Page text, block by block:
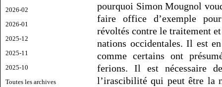
2026-02
2026-01
2025-12
2025-11
2025-10
Toutes les archives
pourquoi Simon Mougnol
faire office d’exemple
révoltés contre le traitement
nations occidentales. Il est
comme certains ont
ferions. Il est nécessaire
l’irascibilité qui peut être la